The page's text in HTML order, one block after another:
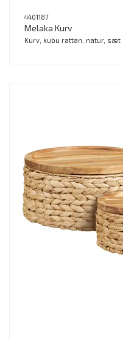
4401187
Melaka Kurv
Kurv, kubu rattan, natur, sæt